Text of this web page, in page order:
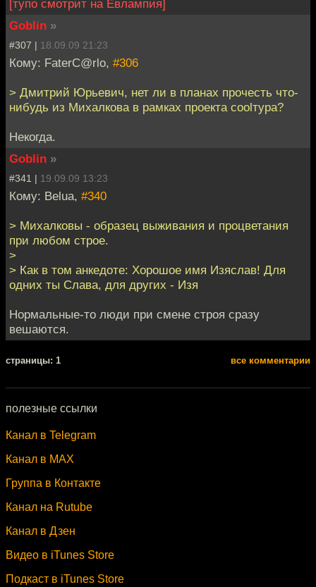
[тупо смотрит на Евлампия]
Goblin »
#307 | 18.09.09 21:23
Кому: FaterC@rlo, #306
> Дмитрий Юрьевич, нет ли в планах прочесть что-
нибудь из Михалкова в рамках проекта coolтура?
Некогда.
Goblin »
#341 | 19.09.09 13:23
Кому: Belua, #340
> Михалковы - образец выживания и процветания
при любом строе.
>
> Как в том анкедоте: Хорошое имя Изяслав! Для
одних ты Слава, для других - Изя
Нормальные-то люди при смене строя сразу
вешаются.
cтраницы: 1 все комментарии
полезные ссылки
Канал в Telegram
Канал в MAX
Группа в Контакте
Канал на Rutube
Канал в Дзен
Видео в iTunes Store
Подкаст в iTunes Store